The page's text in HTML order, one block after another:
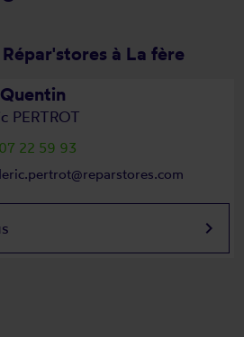
à La fère
PERTROT
22 59 93
keyboard_arrow_right